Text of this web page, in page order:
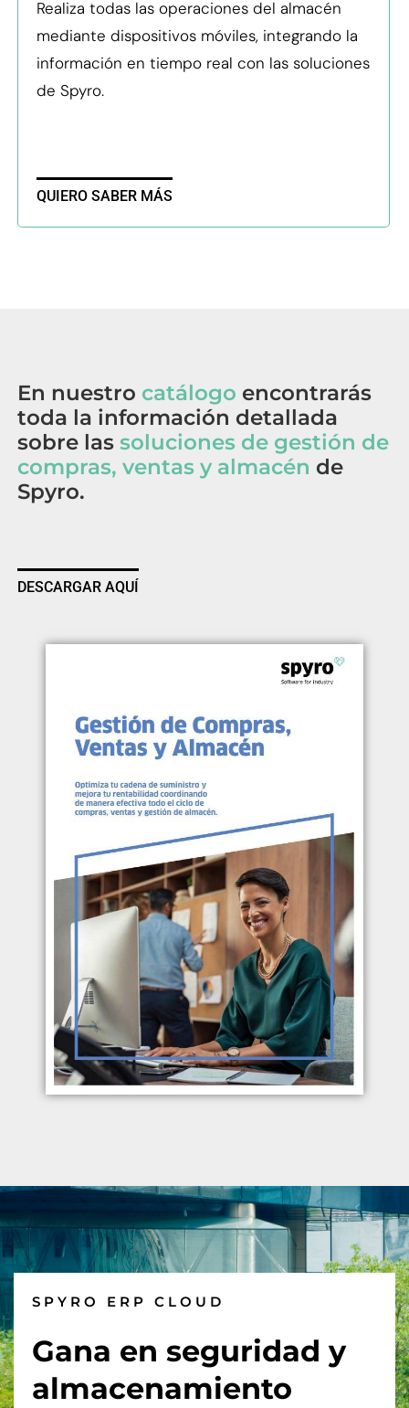
Realiza todas las operaciones del almacén
mediante dispositivos móviles, integrando la
información en tiempo real con las soluciones
de Spyro.
QUIERO SABER MÁS
En nuestro catálogo encontrarás
toda la información detallada
sobre las soluciones de gestión de
compras, ventas y almacén de
Spyro.
DESCARGAR AQUÍ
SPYRO ERP CLOUD
Gana en seguridad y
almacenamiento